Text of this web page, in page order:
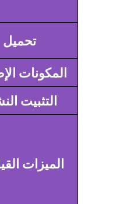
تحميل
المكونات
التثبيت
الميزات